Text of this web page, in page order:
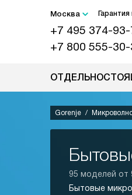
Москва
+7 495 374-93-
+7 800 555-30-
Gorenje
95 моделей от
Бытовые